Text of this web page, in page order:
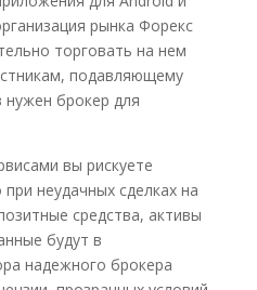
рынка Форекс
торговать на нем
подавляющему
нужен брокер для
вы рискуете
неудачных сделках на
средства, активы
будут в
надежного брокера